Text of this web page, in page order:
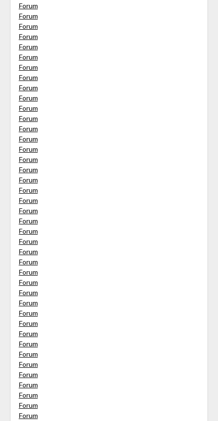
Forum
Forum
Forum
Forum
Forum
Forum
Forum
Forum
Forum
Forum
Forum
Forum
Forum
Forum
Forum
Forum
Forum
Forum
Forum
Forum
Forum
Forum
Forum
Forum
Forum
Forum
Forum
Forum
Forum
Forum
Forum
Forum
Forum
Forum
Forum
Forum
Forum
Forum
Forum
Forum
Forum